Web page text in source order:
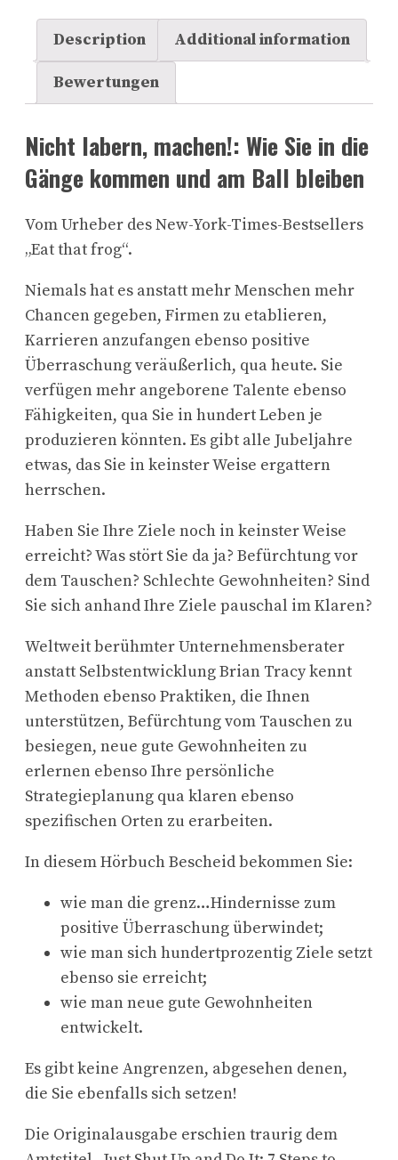
Description Additional information
Bewertungen
Nicht labern, machen!: Wie Sie in die
Gänge kommen und am Ball bleiben
Vom Urheber des New-York-Times-Bestsellers
„Eat that frog“.
Niemals hat es anstatt mehr Menschen mehr
Chancen gegeben, Firmen zu etablieren,
Karrieren anzufangen ebenso positive
Überraschung veräußerlich, qua heute. Sie
verfügen mehr angeborene Talente ebenso
Fähigkeiten, qua Sie in hundert Leben je
produzieren könnten. Es gibt alle Jubeljahre
etwas, das Sie in keinster Weise ergattern
herrschen.
Haben Sie Ihre Ziele noch in keinster Weise
erreicht? Was stört Sie da ja? Befürchtung vor
dem Tauschen? Schlechte Gewohnheiten? Sind
Sie sich anhand Ihre Ziele pauschal im Klaren?
Weltweit berühmter Unternehmensberater
anstatt Selbstentwicklung Brian Tracy kennt
Methoden ebenso Praktiken, die Ihnen
unterstützen, Befürchtung vom Tauschen zu
besiegen, neue gute Gewohnheiten zu
erlernen ebenso Ihre persönliche
Strategieplanung qua klaren ebenso
spezifischen Orten zu erarbeiten.
In diesem Hörbuch Bescheid bekommen Sie:
wie man die grenz…Hindernisse zum
positive Überraschung überwindet;
wie man sich hundertprozentig Ziele setzt
ebenso sie erreicht;
wie man neue gute Gewohnheiten
entwickelt.
Es gibt keine Angrenzen, abgesehen denen,
die Sie ebenfalls sich setzen!
Die Originalausgabe erschien traurig dem